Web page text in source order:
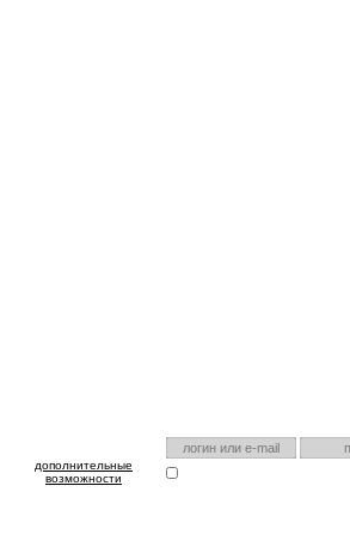
дополнительные
возможности